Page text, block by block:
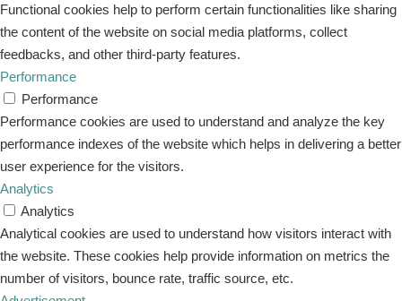
Functional cookies help to perform certain functionalities like sharing
the content of the website on social media platforms, collect
feedbacks, and other third-party features.
Performance
Performance
Performance cookies are used to understand and analyze the key
performance indexes of the website which helps in delivering a better
user experience for the visitors.
Analytics
Analytics
Analytical cookies are used to understand how visitors interact with
the website. These cookies help provide information on metrics the
number of visitors, bounce rate, traffic source, etc.